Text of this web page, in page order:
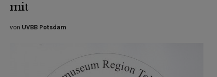
mit
von UVBB Potsdam